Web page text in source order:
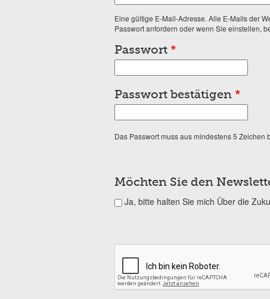
Eine gültige E-Mail-Adresse. Alle E-Mails der
Passwort anfordern oder wenn Sie einstellen,
Passwort *
Passwort bestätigen *
Das Passwort muss aus mindestens 5 Zeichen
Möchten Sie den
Ja, bitte halten Sie mich Über die